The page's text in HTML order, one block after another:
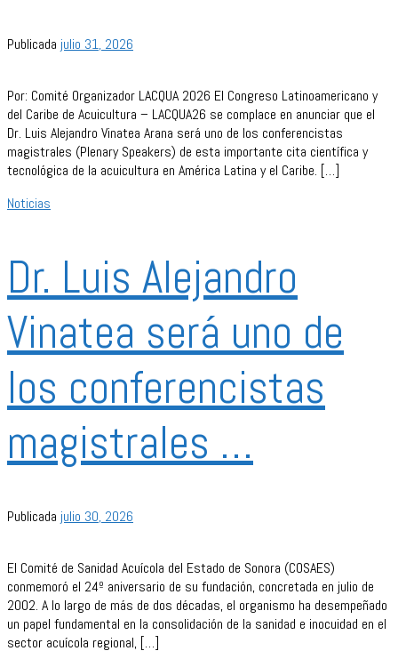
Publicada julio 31, 2026
Por: Comité Organizador LACQUA 2026 El Congreso Latinoamericano y
del Caribe de Acuicultura – LACQUA26 se complace en anunciar que el
Dr. Luis Alejandro Vinatea Arana será uno de los conferencistas
magistrales (Plenary Speakers) de esta importante cita científica y
tecnológica de la acuicultura en América Latina y el Caribe. […]
Noticias
Dr. Luis Alejandro
Vinatea será uno de
los conferencistas
magistrales …
Publicada julio 30, 2026
El Comité de Sanidad Acuícola del Estado de Sonora (COSAES)
conmemoró el 24º aniversario de su fundación, concretada en julio de
2002. A lo largo de más de dos décadas, el organismo ha desempeñado
un papel fundamental en la consolidación de la sanidad e inocuidad en el
sector acuícola regional, […]